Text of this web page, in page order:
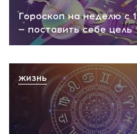
Гороскоп на неделю с
— поставить себе цель
ЖИЗНЬ